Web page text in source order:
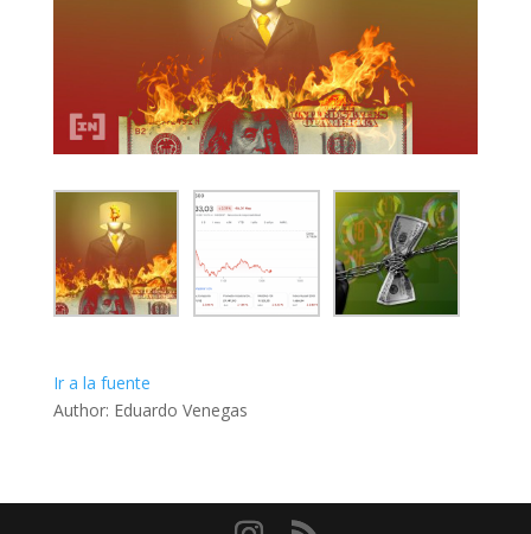
Ir a la fuente
Author: Eduardo Venegas